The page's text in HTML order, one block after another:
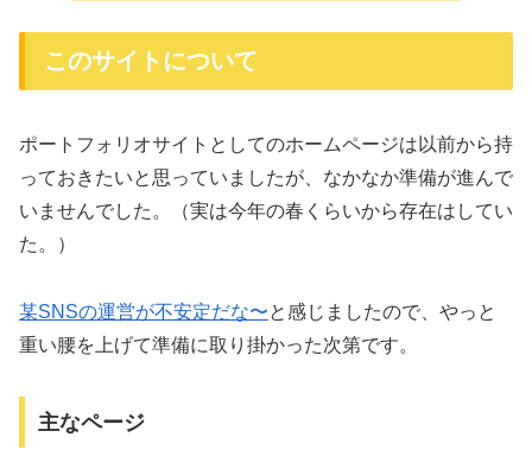
このサイトについて
ポートフォリオサイトとしてのホームページは以前から持
っておきたいと思っていましたが、なかなか準備が進んで
いませんでした。（実は今年の春くらいから存在はしてい
た。）
某SNSの運営が不安定だな〜と感じましたので、やっと
重い腰を上げて準備に取り掛かった次第です。
主なページ